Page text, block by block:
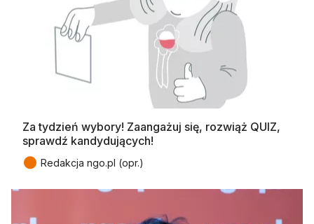
Za tydzień wybory! Zaangażuj się, rozwiąż QUIZ,
sprawdź kandydujących!
● Redakcja ngo.pl (opr.)